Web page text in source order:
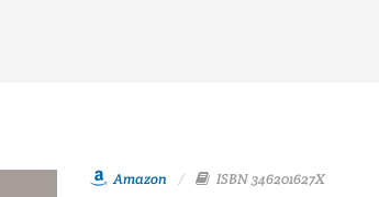
Amazon
ISBN 346201627X